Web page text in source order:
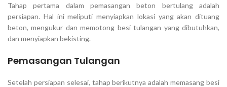
Tahap pertama dalam pemasangan beton bertulang adalah
persiapan. Hal ini meliputi menyiapkan lokasi yang akan dituang
beton, mengukur dan memotong besi tulangan yang dibutuhkan,
dan menyiapkan bekisting.
Pemasangan Tulangan
Setelah persiapan selesai, tahap berikutnya adalah memasang besi